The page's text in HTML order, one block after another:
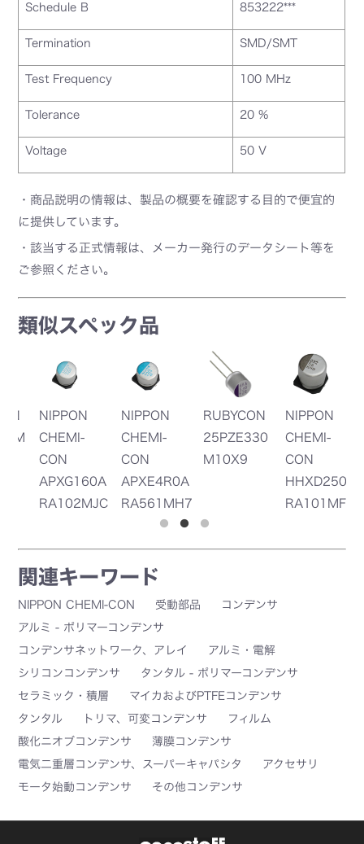
Schedule B 853222***
Termination SMD/SMT
Test Frequency 100 MHz
Tolerance 20 %
Voltage 50 V
・商品説明の情報は、製品の概要を確認する目的で便宜的
に提供しています。
・該当する正式情報は、メーカー発行のデータシート等を
ご参照ください。
類似スペック品
NIPPON
CHEMI-
CON
APXG160A
RA102MJC
NIPPON
CHEMI-
CON
APXE4R0A
RA561MH7
RUBYCON
25PZE330
M10X9
NIPPON
CHEMI-
CON
HHXD250A
RA101MF8
関連キーワード
NIPPON CHEMI-CON 受動部品
コンデンサ
アルミ - ポリマーコンデンサ
コンデンサネットワーク、アレイ
アルミ・電解
シリコンコンデンサ
タンタル - ポリマーコンデンサ
セラミック・積層
マイカおよびPTFEコンデンサ
タンタル
トリマ、可変コンデンサ
フィルム
酸化ニオブコンデンサ
薄膜コンデンサ
電気二重層コンデンサ、スーパーキャパシタ
アクセサリ
モータ始動コンデンサ
その他コンデンサ